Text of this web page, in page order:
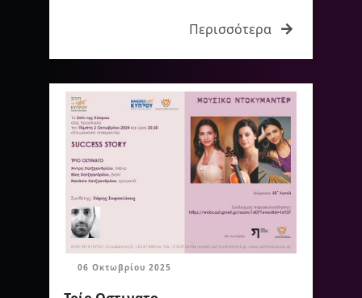
Περισσότερα
06 Οκτωβρίου 2025